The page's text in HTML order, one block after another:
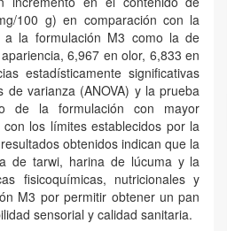
100 g) en comparación con la
a la formulación M3 como la de
6,967 en olor, 6,833 en
estadísticamente significativas
varianza (ANOVA) y la prueba
de la formulación con mayor
los límites establecidos por la
obtenidos indican que la
de tarwi, harina de lúcuma y la
fisicoquímicas, nutricionales y
M3 por permitir obtener un pan
sensorial y calidad sanitaria.